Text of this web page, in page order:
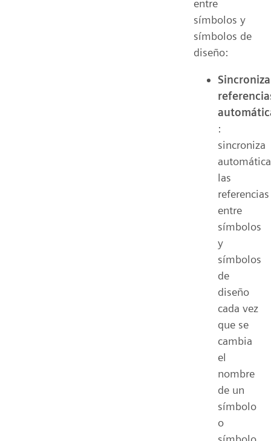
entre
símbolos y
símbolos de
diseño:
:
sincroniza
las
referencias
entre
símbolos
y
símbolos
de
diseño
cada vez
que se
cambia
el
nombre
de un
símbolo
o